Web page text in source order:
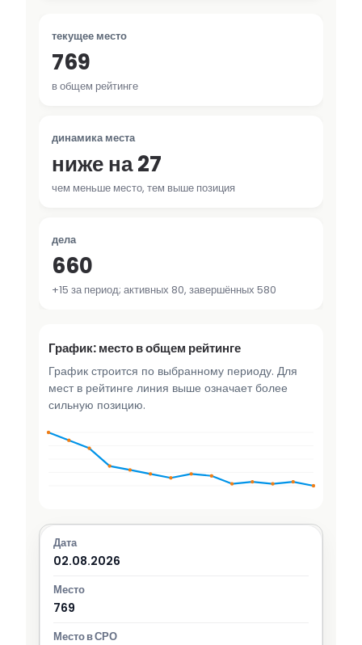
текущее место
769
в общем рейтинге
динамика места
ниже на 27
чем меньше место, тем выше позиция
дела
660
+15 за период; активных 80, завершённых 580
График: место в общем рейтинге
График строится по выбранному периоду. Для
мест в рейтинге линия выше означает более
сильную позицию.
02.08.2026
769